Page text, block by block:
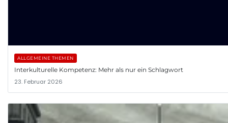
ALLGEMEINE THEMEN
Interkulturelle Kompetenz: Mehr als nur ein Schlagwort
23. Februar 2026